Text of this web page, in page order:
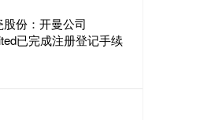
份：开曼公司
已完成注册登记手续